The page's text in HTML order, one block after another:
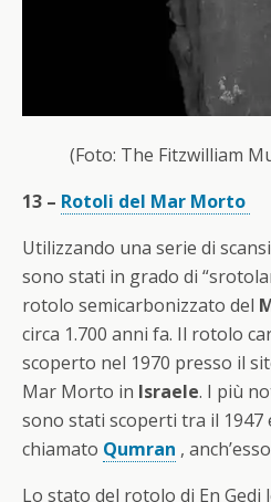
(Foto: The Fitzwilliam
13 – Rotoli del Mar Morto
Utilizzando una serie di
sono stati in grado di
rotolo semicarbonizzato del
circa 1.700 anni fa. Il rotolo
scoperto nel 1970 presso il
Mar Morto in Israele. I più
sono stati scoperti tra il 1947
chiamato Qumran ,
Lo stato del rotolo di En